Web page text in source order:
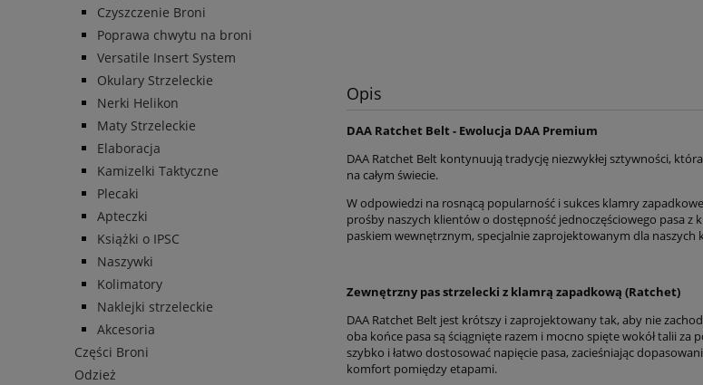
Czyszczenie Broni
Poprawa chwytu na broni
Versatile Insert System
Okulary Strzeleckie
Nerki Helikon
Maty Strzeleckie
Elaboracja
Kamizelki Taktyczne
Plecaki
Apteczki
Książki o IPSC
Naszywki
Kolimatory
Naklejki strzeleckie
Akcesoria
Części Broni
Odzież
Opis
DAA Ratchet Belt - Ewolucja DAA Premium
DAA Ratchet Belt kontynuują tradycję niezwykłej sztywności,
na całym świecie.
W odpowiedzi na rosnącą popularność i sukces klamry
prośby naszych klientów o dostępność jednoczęściowego pasa
paskiem wewnętrznym, specjalnie zaprojektowanym dla naszych
Zewnętrzny pas strzelecki z klamrą zapadkową (Ratchet)
DAA Ratchet Belt jest krótszy i zaprojektowany tak, aby nie
oba końce pasa są ściągnięte razem i mocno spięte wokół talii
szybko i łatwo dostosować napięcie pasa, zacieśniając
komfort pomiędzy etapami.